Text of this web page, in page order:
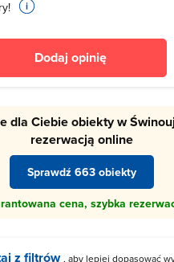
Dodaj opinię
dla Ciebie obiekty w
rezerwacją online
Sprawdź 663 obiekty
cena, szybka
z filtrów , aby lepiej dopasować